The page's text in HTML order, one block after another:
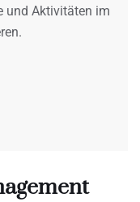
und Aktivitäten im